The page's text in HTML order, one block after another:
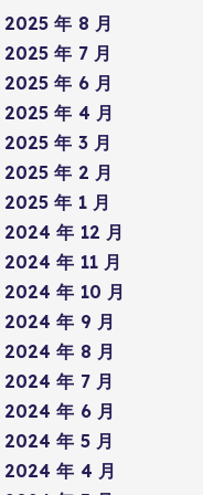
2025 年 8 月
2025 年 7 月
2025 年 6 月
2025 年 4 月
2025 年 3 月
2025 年 2 月
2025 年 1 月
2024 年 12 月
2024 年 11 月
2024 年 10 月
2024 年 9 月
2024 年 8 月
2024 年 7 月
2024 年 6 月
2024 年 5 月
2024 年 4 月